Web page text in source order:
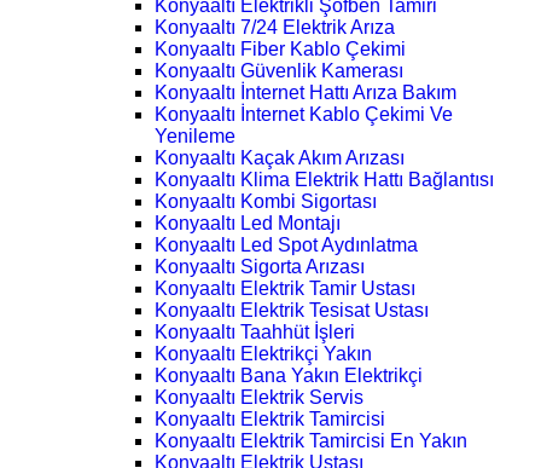
Konyaaltı Elektrikli Şofben Tamiri
Konyaaltı 7/24 Elektrik Arıza
Konyaaltı Fiber Kablo Çekimi
Konyaaltı Güvenlik Kamerası
Konyaaltı İnternet Hattı Arıza Bakım
Konyaaltı İnternet Kablo Çekimi Ve
Yenileme
Konyaaltı Kaçak Akım Arızası
Konyaaltı Klima Elektrik Hattı Bağlantısı
Konyaaltı Kombi Sigortası
Konyaaltı Led Montajı
Konyaaltı Led Spot Aydınlatma
Konyaaltı Sigorta Arızası
Konyaaltı Elektrik Tamir Ustası
Konyaaltı Elektrik Tesisat Ustası
Konyaaltı Taahhüt İşleri
Konyaaltı Elektrikçi Yakın
Konyaaltı Bana Yakın Elektrikçi
Konyaaltı Elektrik Servis
Konyaaltı Elektrik Tamircisi
Konyaaltı Elektrik Tamircisi En Yakın
Konyaaltı Elektrik Ustası